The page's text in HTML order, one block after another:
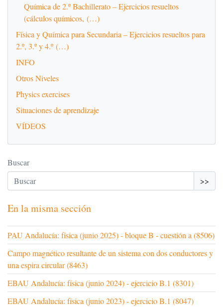
Química de 2.º Bachillerato – Ejercicios resueltos
(cálculos químicos, (…)
Física y Química para Secundaria – Ejercicios resueltos para
2.º, 3.º y 4.º (…)
INFO
Otros Niveles
Physics exercises
Situaciones de aprendizaje
VÍDEOS
Buscar
>>
En la misma sección
PAU Andalucía: física (junio 2025) - bloque B - cuestión a (8506)
Campo magnético resultante de un sistema con dos conductores y
una espira circular (8463)
EBAU Andalucía: física (junio 2024) - ejercicio B.1 (8301)
EBAU Andalucía: física (junio 2023) - ejercicio B.1 (8047)